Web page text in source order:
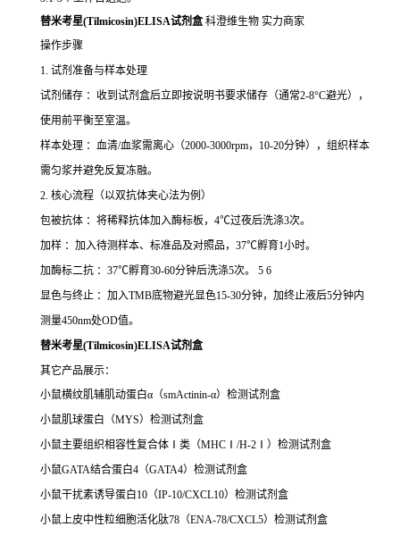
替米考星(Tilmicosin)ELISA试剂盒 科澄维生物 实力商家
操作步骤
1. 试剂准备与样本处理
试剂储存 ：收到试剂盒后立即按说明书要求储存（通常2-8°C避光），
使用前平衡至室温。
样本处理 ：血清/血浆需离心（2000-3000rpm，10-20分钟），组织样本
需匀浆并避免反复冻融。
2. 核心流程（以双抗体夹心法为例）
包被抗体 ：将稀释抗体加入酶标板，4℃过夜后洗涤3次。
加样 ：加入待测样本、标准品及对照品，37℃孵育1小时。
加酶标二抗 ：37℃孵育30-60分钟后洗涤5次。 5 6
显色与终止 ：加入TMB底物避光显色15-30分钟，加终止液后5分钟内
测量450nm处OD值。
替米考星(Tilmicosin)ELISA试剂盒
其它产品展示：
小鼠横纹肌辅肌动蛋白α （smActinin-α）检测试剂盒
小鼠肌球蛋白（MYS）检测试剂盒
小鼠主要组织相容性复合体 Ⅰ 类 （MHCⅠ/H-2Ⅰ）检测试剂盒
小鼠GATA结合蛋白4 （GATA4）检测试剂盒
小鼠干扰素诱导蛋白10 （IP-10/CXCL10）检测试剂盒
小鼠上皮中性粒细胞活化肽78 （ENA-78/CXCL5）检测试剂盒